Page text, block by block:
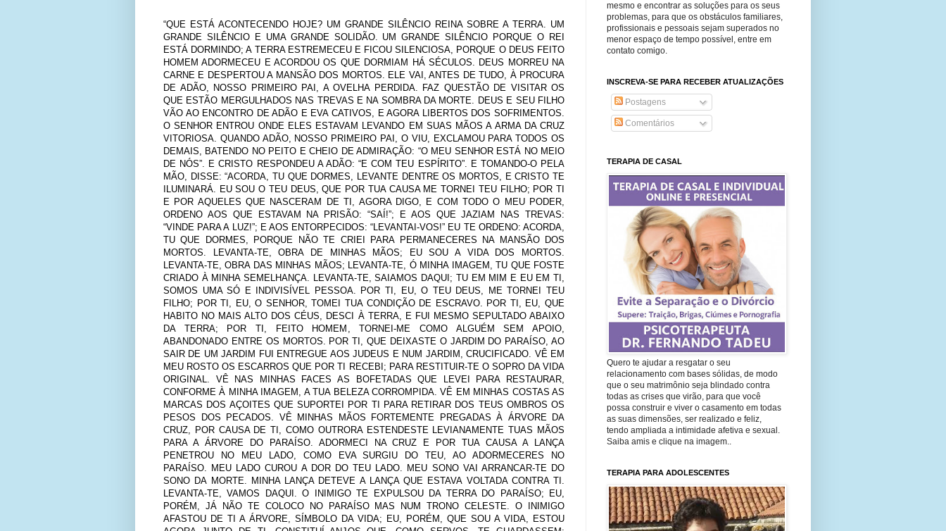
“QUE ESTÁ ACONTECENDO HOJE? UM GRANDE SILÊNCIO REINA SOBRE A TERRA. UM
GRANDE SILÊNCIO E UMA GRANDE SOLIDÃO. UM GRANDE SILÊNCIO PORQUE O REI
ESTÁ DORMINDO; A TERRA ESTREMECEU E FICOU SILENCIOSA, PORQUE O DEUS FEITO
HOMEM ADORMECEU E ACORDOU OS QUE DORMIAM HÁ SÉCULOS. DEUS MORREU NA
CARNE E DESPERTOU A MANSÃO DOS MORTOS. ELE VAI, ANTES DE TUDO, À PROCURA
DE ADÃO, NOSSO PRIMEIRO PAI, A OVELHA PERDIDA. FAZ QUESTÃO DE VISITAR OS
QUE ESTÃO MERGULHADOS NAS TREVAS E NA SOMBRA DA MORTE. DEUS E SEU FILHO
VÃO AO ENCONTRO DE ADÃO E EVA CATIVOS, E AGORA LIBERTOS DOS SOFRIMENTOS.
O SENHOR ENTROU ONDE ELES ESTAVAM LEVANDO EM SUAS MÃOS A ARMA DA CRUZ
VITORIOSA. QUANDO ADÃO, NOSSO PRIMEIRO PAI, O VIU, EXCLAMOU PARA TODOS OS
DEMAIS, BATENDO NO PEITO E CHEIO DE ADMIRAÇÃO: “O MEU SENHOR ESTÁ NO MEIO
DE NÓS”. E CRISTO RESPONDEU A ADÃO: “E COM TEU ESPÍRITO”. E TOMANDO-O PELA
MÃO, DISSE: “ACORDA, TU QUE DORMES, LEVANTE DENTRE OS MORTOS, E CRISTO TE
ILUMINARÁ. EU SOU O TEU DEUS, QUE POR TUA CAUSA ME TORNEI TEU FILHO; POR TI
E POR AQUELES QUE NASCERAM DE TI, AGORA DIGO, E COM TODO O MEU PODER,
ORDENO AOS QUE ESTAVAM NA PRISÃO: “SAÍ!”; E AOS QUE JAZIAM NAS TREVAS:
“VINDE PARA A LUZ!”; E AOS ENTORPECIDOS: “LEVANTAI-VOS!” EU TE ORDENO: ACORDA,
TU QUE DORMES, PORQUE NÃO TE CRIEI PARA PERMANECERES NA MANSÃO DOS
MORTOS. LEVANTA-TE, OBRA DE MINHAS MÃOS; EU SOU A VIDA DOS MORTOS.
LEVANTA-TE, OBRA DAS MINHAS MÃOS; LEVANTA-TE, Ó MINHA IMAGEM, TU QUE FOSTE
CRIADO À MINHA SEMELHANÇA. LEVANTA-TE, SAIAMOS DAQUI; TU EM MIM E EU EM TI,
SOMOS UMA SÓ E INDIVISÍVEL PESSOA. POR TI, EU, O TEU DEUS, ME TORNEI TEU
FILHO; POR TI, EU, O SENHOR, TOMEI TUA CONDIÇÃO DE ESCRAVO. POR TI, EU, QUE
HABITO NO MAIS ALTO DOS CÉUS, DESCI À TERRA, E FUI MESMO SEPULTADO ABAIXO
DA TERRA; POR TI, FEITO HOMEM, TORNEI-ME COMO ALGUÉM SEM APOIO,
ABANDONADO ENTRE OS MORTOS. POR TI, QUE DEIXASTE O JARDIM DO PARAÍSO, AO
SAIR DE UM JARDIM FUI ENTREGUE AOS JUDEUS E NUM JARDIM, CRUCIFICADO. VÊ EM
MEU ROSTO OS ESCARROS QUE POR TI RECEBI; PARA RESTITUIR-TE O SOPRO DA VIDA
ORIGINAL. VÊ NAS MINHAS FACES AS BOFETADAS QUE LEVEI PARA RESTAURAR,
CONFORME À MINHA IMAGEM, A TUA BELEZA CORROMPIDA. VÊ EM MINHAS COSTAS AS
MARCAS DOS AÇOITES QUE SUPORTEI POR TI PARA RETIRAR DOS TEUS OMBROS OS
PESOS DOS PECADOS. VÊ MINHAS MÃOS FORTEMENTE PREGADAS À ÁRVORE DA
CRUZ, POR CAUSA DE TI, COMO OUTRORA ESTENDESTE LEVIANAMENTE TUAS MÃOS
PARA A ÁRVORE DO PARAÍSO. ADORMECI NA CRUZ E POR TUA CAUSA A LANÇA
PENETROU NO MEU LADO, COMO EVA SURGIU DO TEU, AO ADORMECERES NO
PARAÍSO. MEU LADO CUROU A DOR DO TEU LADO. MEU SONO VAI ARRANCAR-TE DO
SONO DA MORTE. MINHA LANÇA DETEVE A LANÇA QUE ESTAVA VOLTADA CONTRA TI.
LEVANTA-TE, VAMOS DAQUI. O INIMIGO TE EXPULSOU DA TERRA DO PARAÍSO; EU,
PORÉM, JÁ NÃO TE COLOCO NO PARAÍSO MAS NUM TRONO CELESTE. O INIMIGO
AFASTOU DE TI A ÁRVORE, SÍMBOLO DA VIDA; EU, PORÉM, QUE SOU A VIDA, ESTOU
mesmo e encontrar as soluções para os seus
problemas, para que os obstáculos familiares,
profissionais e pessoais sejam superados no
menor espaço de tempo possível, entre em
contato comigo.
INSCREVA-SE PARA RECEBER ATUALIZAÇÕES
Postagens
Comentários
TERAPIA DE CASAL
Quero te ajudar a resgatar o seu
relacionamento com bases sólidas, de modo
que o seu matrimônio seja blindado contra
todas as crises que virão, para que você
possa construir e viver o casamento em todas
as suas dimensões, ser realizado e feliz,
tendo ampliada a intimidade afetiva e sexual.
Saiba amis e clique na imagem..
TERAPIA PARA ADOLESCENTES